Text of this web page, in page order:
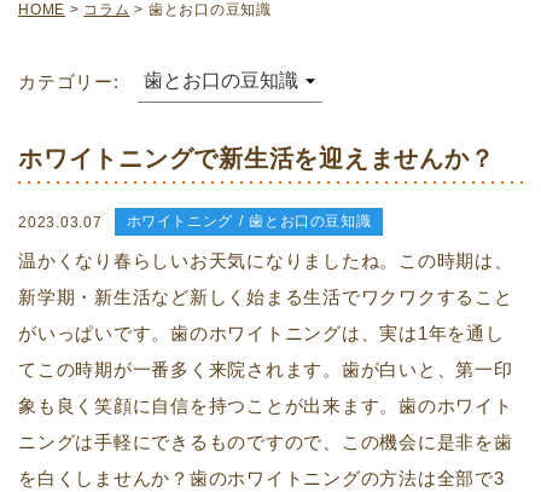
HOME > コラム > 歯とお口の豆知識
カテゴリー:
ホワイトニングで新生活を迎えませんか？
2023.03.07 ホワイトニング 歯とお口の豆知識
温かくなり春らしいお天気になりましたね。この時期は、
新学期・新生活など新しく始まる生活でワクワクすること
がいっぱいです。歯のホワイトニングは、実は1年を通し
てこの時期が一番多く来院されます。歯が白いと、第一印
象も良く笑顔に自信を持つことが出来ます。歯のホワイト
ニングは手軽にできるものですので、この機会に是非を歯
を白くしませんか？歯のホワイトニングの方法は全部で3